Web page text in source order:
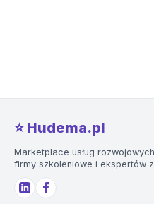
⭐️ Hudema.pl
Marketplace usług
firmy szkoleniowe i ekspertów